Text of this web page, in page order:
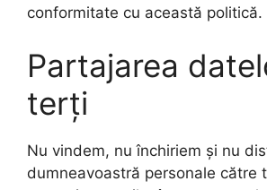
conformitate cu această politică.
Partajarea
terți
Nu vindem, nu închiriem și nu
dumneavoastră personale către